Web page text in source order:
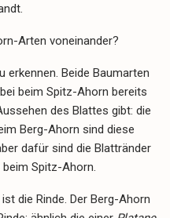
Arten voneinander?
Beide Baumarten
beim Spitz-Ahorn bereits
des Blattes gibt: die
Berg-Ahorn sind diese
dafür sind die Blattränder
beim Spitz-Ahorn.
die Rinde. Der Berg-Ahorn